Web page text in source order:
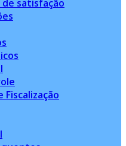
de satisfação
Fiscalização